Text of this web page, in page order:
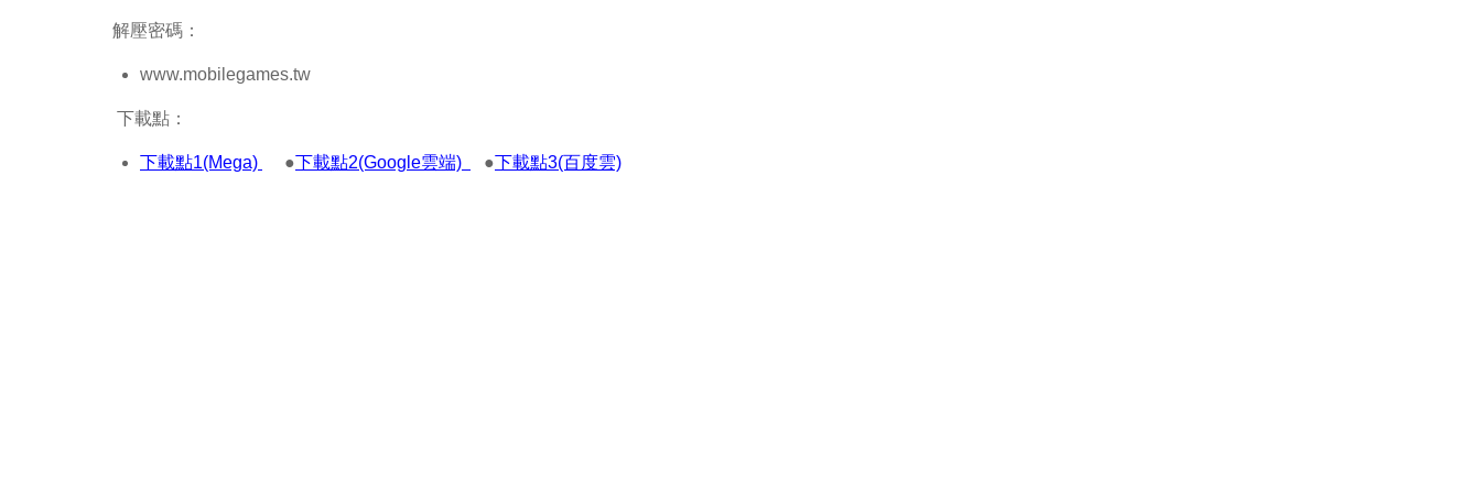
解壓密碼：
www.mobilegames.tw
下載點：
下載點1(Mega) ●下載點2(Google雲端) ●下載點3(百度雲)